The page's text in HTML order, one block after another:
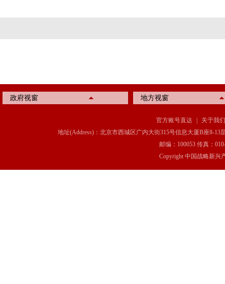
政府视窗 地方视窗
官方账号直达
关于我们
地址(Address)：北京市西城区广内大街315号信息大厦B座8-13
邮编：100053 传真：
Copyright 中国战略新兴